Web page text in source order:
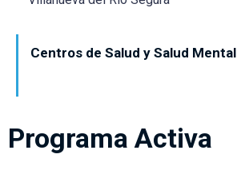
Centros de Salud y Salud Mental
Programa Activa